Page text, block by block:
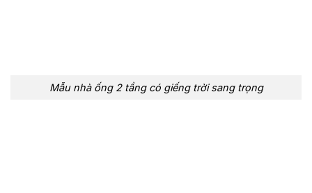
Mẫu nhà ống 2 tầng có giếng trời sang trọng